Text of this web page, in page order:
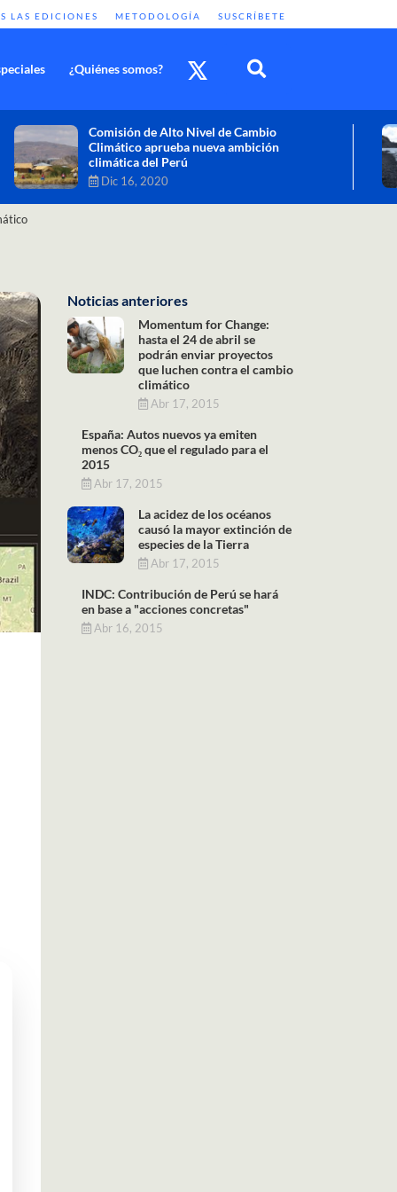
LAS EDICIONES METODOLOGÍA SUSCRÍBETE
¿Quiénes somos?
Cambio climático: combatir sus efectos
como objetivo global y urgente
Noticias anteriores
Momentum for Change:
hasta el 24 de abril se
podrán enviar proyectos
que luchen contra el cambio
climático
Abr 17, 2015
España: Autos nuevos ya emiten
menos CO₂ que el regulado para el
2015
Abr 17, 2015
La acidez de los océanos
causó la mayor extinción de
especies de la Tierra
Abr 17, 2015
INDC: Contribución de Perú se hará
en base a "acciones concretas"
Abr 16, 2015